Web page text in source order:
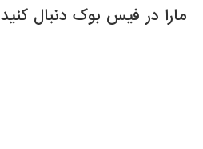
مارا در فیس بوک دنبال کنید